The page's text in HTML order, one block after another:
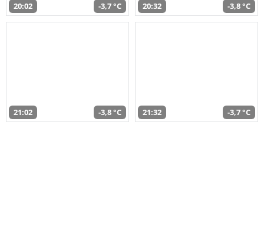
20:02 -3,7 °C 20:32 -3,8 °C
21:02 -3,8 °C 21:32 -3,7 °C